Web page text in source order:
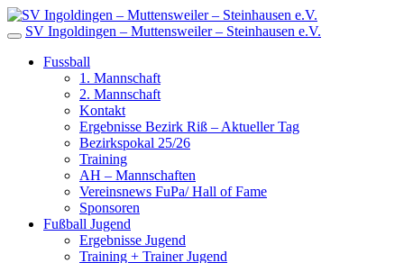
SV Ingoldingen – Muttensweiler – Steinhausen e.V.
Fussball
1. Mannschaft
2. Mannschaft
Kontakt
Ergebnisse Bezirk Riß – Aktueller Tag
Bezirkspokal 25/26
Training
AH – Mannschaften
Vereinsnews FuPa/ Hall of Fame
Sponsoren
Fußball Jugend
Ergebnisse Jugend
Training + Trainer Jugend